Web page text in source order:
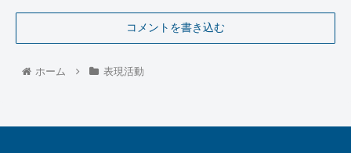
コメントを書き込む
ホーム 表現活動